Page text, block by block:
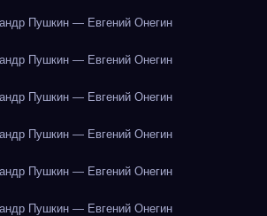
Пушкин — Евгений Онегин
Пушкин — Евгений Онегин
Пушкин — Евгений Онегин
Пушкин — Евгений Онегин
Пушкин — Евгений Онегин
Пушкин — Евгений Онегин